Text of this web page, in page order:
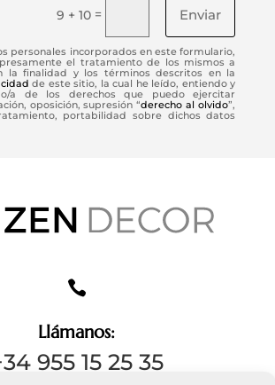
9 + 10 = Enviar
personales incorporados en este formulario,
el tratamiento de los mismos a
la finalidad y los términos descritos en la
de este sitio, la cual he leído, entiendo y
a de los derechos que puedo ejercitar
oposición, supresión “derecho al olvido”,
portabilidad sobre dichos datos

Llámanos:
955 15 25 35